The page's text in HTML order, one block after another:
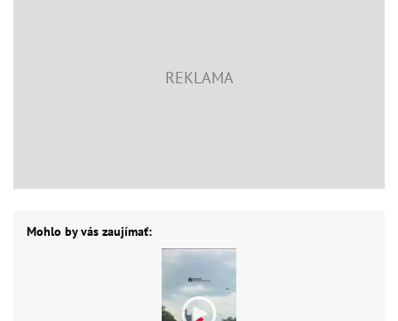
Mohlo by vás zaujímať: